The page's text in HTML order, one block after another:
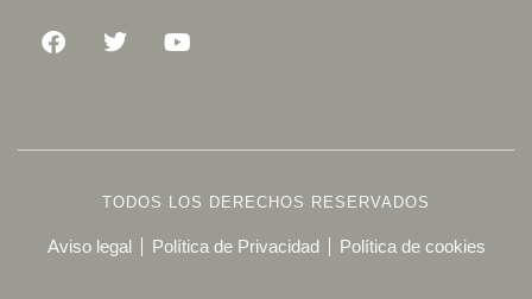
TODOS LOS DERECHOS RESERVADOS
Aviso legal Política de Privacidad Política de cookies